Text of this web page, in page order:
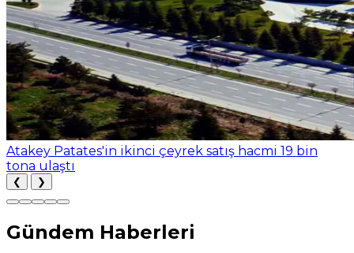
Atakey Patates'in ikinci çeyrek satış hacmi 19 bin
tona ulaştı
❮ ❯
Gündem Haberleri